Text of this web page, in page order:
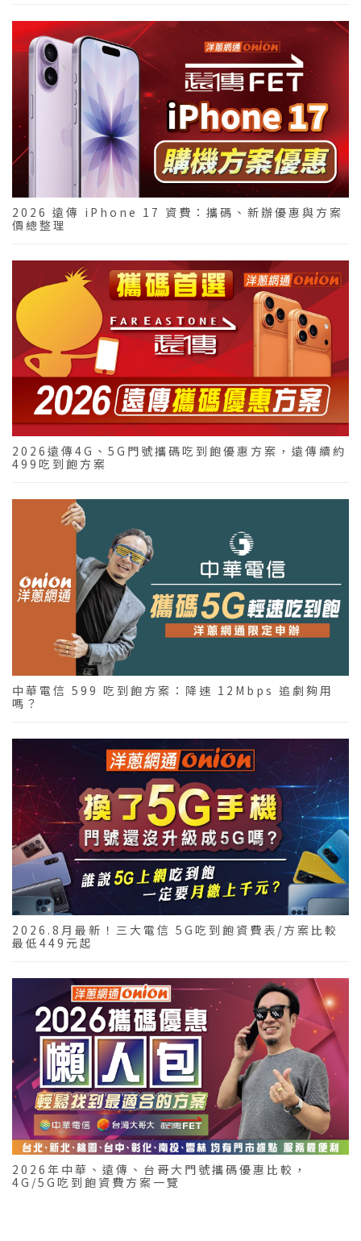
2026 遠傳 iPhone 17 資費：攜碼、新辦優惠與方案
價總整理
2026遠傳4G、5G門號攜碼吃到飽優惠方案，遠傳續約
499吃到飽方案
中華電信 599 吃到飽方案：降速 12Mbps 追劇夠用
嗎？
2026.8月最新！三大電信 5G吃到飽資費表/方案比較
最低449元起
2026年中華、遠傳、台哥大門號攜碼優惠比較，
4G/5G吃到飽資費方案一覽